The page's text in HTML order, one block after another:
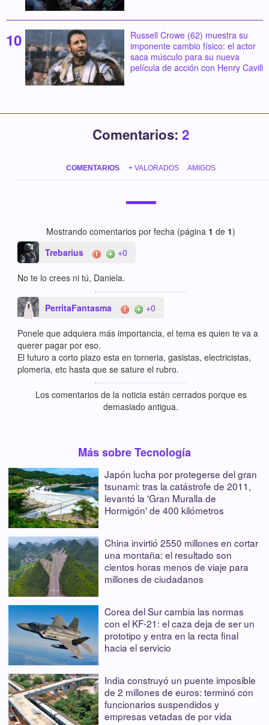
Russell Crowe (62) muestra su
imponente cambio físico: el actor
saca músculo para su nueva
película de acción con Henry Cavill
Comentarios: 2
COMENTARIOS + VALORADOS AMIGOS
Mostrando comentarios por fecha (página 1 de 1)
Trebarius
+0
No te lo crees ni tú, Daniela.
PerritaFantasma +0
Ponele que adquiera más importancia, el tema es quien te va a
querer pagar por eso.
El futuro a corto plazo esta en torneria, gasistas, electricistas,
plomeria, etc hasta que se sature el rubro.
Los comentarios de la noticia están cerrados porque es
demasiado antigua.
Más sobre Tecnología
Japón lucha por protegerse del gran
tsunami: tras la catástrofe de 2011,
levantó la 'Gran Muralla de
Hormigón' de 400 kilómetros
China invirtió 2550 millones en cortar
una montaña: el resultado son
cientos horas menos de viaje para
millones de ciudadanos
Corea del Sur cambia las normas
con el KF-21: el caza deja de ser un
prototipo y entra en la recta final
hacia el servicio
India construyó un puente imposible
de 2 millones de euros: terminó con
funcionarios suspendidos y
empresas vetadas de por vida